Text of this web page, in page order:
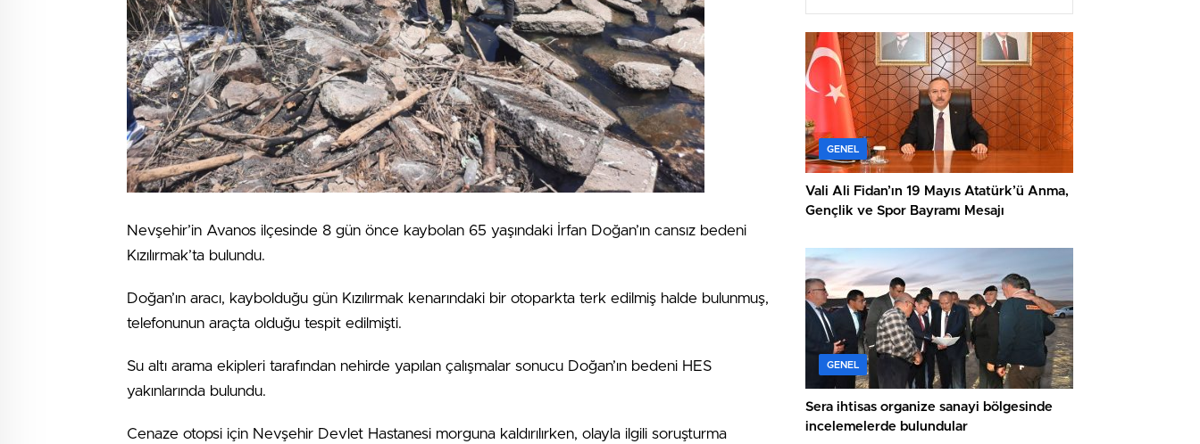
Nevşehir’in Avanos ilçesinde 8 gün önce kaybolan 65 yaşındaki İrfan Doğan’ın cansız bedeni
Kızılırmak’ta bulundu.
Doğan’ın aracı, kaybolduğu gün Kızılırmak kenarındaki bir otoparkta terk edilmiş halde bulunmuş,
telefonunun araçta olduğu tespit edilmişti.
Su altı arama ekipleri tarafından nehirde yapılan çalışmalar sonucu Doğan’ın bedeni HES
yakınlarında bulundu.
Cenaze otopsi için Nevşehir Devlet Hastanesi morguna kaldırılırken, olayla ilgili soruşturma
GENEL
Vali Ali Fidan’ın 19 Mayıs Atatürk’ü Anma,
Gençlik ve Spor Bayramı Mesajı
GENEL
Sera ihtisas organize sanayi bölgesinde
incelemelerde bulundular